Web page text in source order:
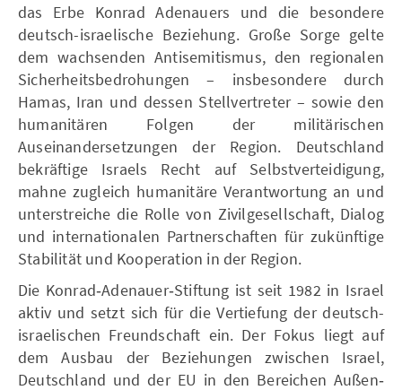
das Erbe Konrad Adenauers und die besondere
deutsch-israelische Beziehung. Große Sorge gelte
dem wachsenden Antisemitismus, den regionalen
Sicherheitsbedrohungen – insbesondere durch
Hamas, Iran und dessen Stellvertreter – sowie den
humanitären Folgen der militärischen
Auseinandersetzungen der Region. Deutschland
bekräftige Israels Recht auf Selbstverteidigung,
mahne zugleich humanitäre Verantwortung an und
unterstreiche die Rolle von Zivilgesellschaft, Dialog
und internationalen Partnerschaften für zukünftige
Stabilität und Kooperation in der Region.
Die Konrad‑Adenauer‑Stiftung ist seit 1982 in Israel
aktiv und setzt sich für die Vertiefung der deutsch-
israelischen Freundschaft ein. Der Fokus liegt auf
dem Ausbau der Beziehungen zwischen Israel,
Deutschland und der EU in den Bereichen Außen‑